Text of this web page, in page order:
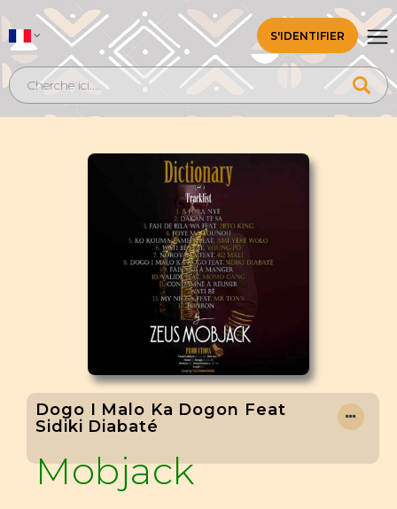
S'IDENTIFIER
Dogo I Malo Ka Dogon Feat
Sidiki Diabaté
Mobjack